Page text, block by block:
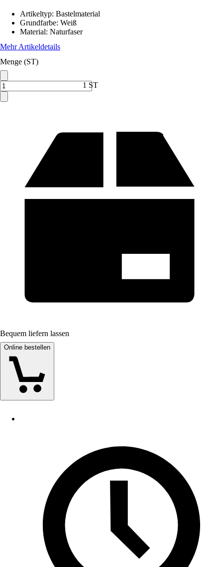
Artikeltyp: Bastelmaterial
Grundfarbe: Weiß
Material: Naturfaser
Mehr Artikeldetails
Menge (ST)
1 ST
Bequem liefern lassen
Online bestellen